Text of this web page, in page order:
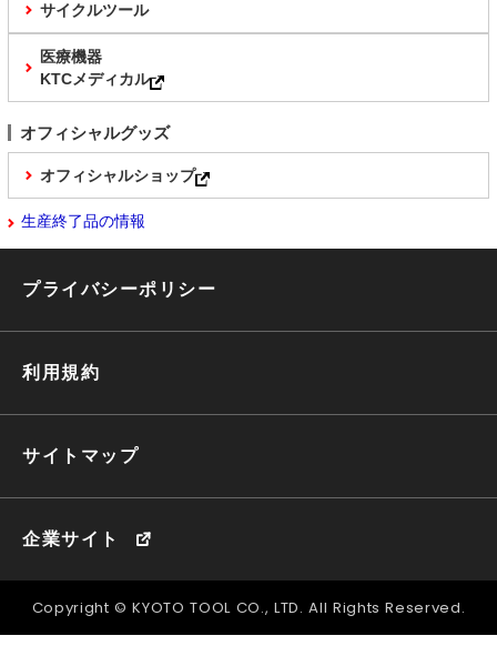
サイクルツール
医療機器
KTCメディカル
オフィシャルグッズ
オフィシャルショップ
生産終了品の情報
プライバシーポリシー
利用規約
サイトマップ
企業サイト
Copyright © KYOTO TOOL CO., LTD. All Rights Reserved.